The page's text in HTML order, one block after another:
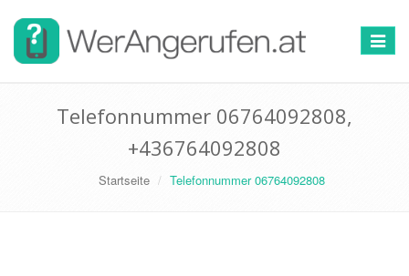
Toggle
Telefonnummer 06764092808,
+436764092808
Startseite Telefonnummer 06764092808